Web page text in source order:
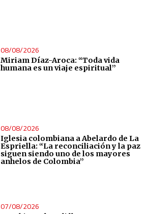
08/08/2026
Miriam Díaz-Aroca: “Toda vida
humana es un viaje espiritual”
08/08/2026
Iglesia colombiana a Abelardo de La
Espriella: “La reconciliación y la paz
siguen siendo uno de los mayores
anhelos de Colombia”
07/08/2026